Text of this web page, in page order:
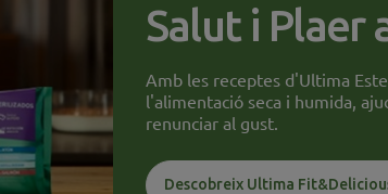
Salut i Plaer
Amb les receptes d'Ultima
l'alimentació seca i humida,
renunciar al gust.
Descobreix Ultima